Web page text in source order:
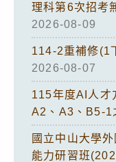
理科第6次招考
2026-08-09
114-2重補修(1
2026-08-07
115年度AI人才
A2、A3、B5-1
國立中山大學
能力研習班